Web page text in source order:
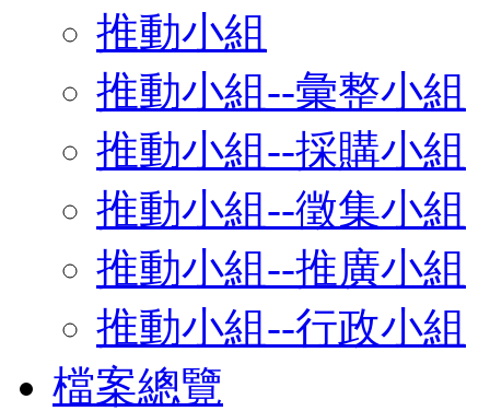
推動小組
推動小組--彙整小組
推動小組--採購小組
推動小組--徵集小組
推動小組--推廣小組
推動小組--行政小組
檔案總覽